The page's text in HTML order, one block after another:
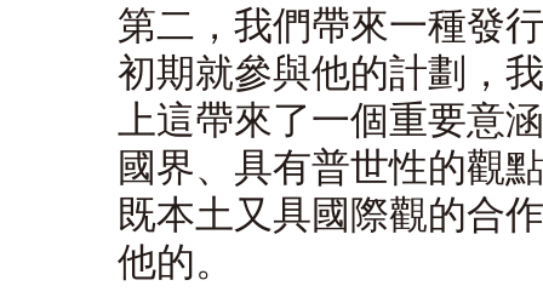
第二，我們帶來一種發
初期就參與他的計劃，
上這帶來了一個重要意
國界、具有普世性的觀
既本土又具國際觀的合
他的。